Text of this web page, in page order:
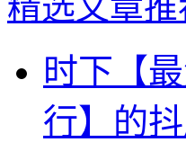
时下【
行】的